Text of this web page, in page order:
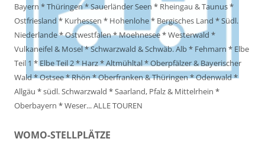
Bayern *Thüringen*Sauerländer Seen * Rheingau & Taunus*
Ostfriesland * Kurhessen * Hohenlohe* Bergisches Land *Südl.
Niederlande*Ostwestfalen*Moehnesee*Westerwald *
Vulkaneifel & Mosel*Schwarzwald & Schwäb. Alb* Fehmarn * Elbe
Teil 1 *Elbe Teil 2*Harz*Altmühltal*Oberpfälzer & Bayerischer
Wald*Ostsee*Rhön*Oberfranken & Thüringen*Odenwald*
Allgäu *südl. Schwarzwald *Saarland, Pfalz & Mittelrhein *
Oberbayern *Weser...ALLE TOUREN
WOMO-STELLPLÄTZE